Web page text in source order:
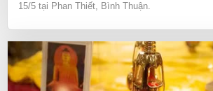
15/5 tại Phan Thiết, Bình Thuận.